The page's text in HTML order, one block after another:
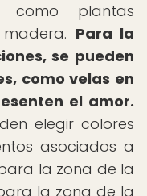
como plantas
Para la
se pueden
como velas en
el amor.
elegir colores
asociados a
la zona de la
la zona de la